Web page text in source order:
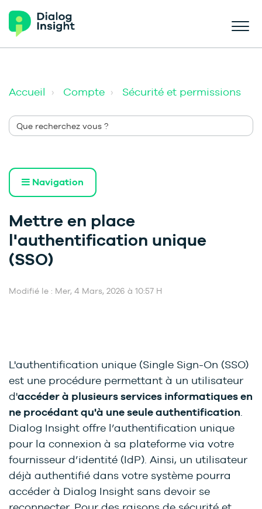
Accueil Compte Sécurité et permissions
Navigation
Mettre en place
l'authentification unique
(SSO)
Modifié le : Mer, 4 Mars, 2026 à 10:57 H
L'authentification unique (Single Sign-On (SSO)
est une procédure permettant à un utilisateur
d'accéder à plusieurs services informatiques en
ne procédant qu'à une seule authentification.
Dialog Insight offre l’authentification unique
pour la connexion à sa plateforme via votre
fournisseur d’identité (IdP). Ainsi, un utilisateur
déjà authentifié dans votre système pourra
accéder à Dialog Insight sans devoir se